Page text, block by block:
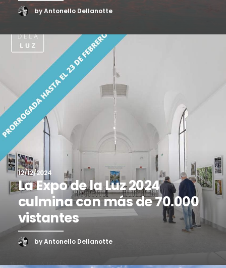
by Antonello Dellanotte
12/12/2024
La Expo de la Luz 2024
culmina con más de 70.000
vistantes
by Antonello Dellanotte